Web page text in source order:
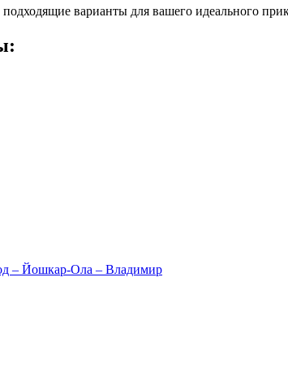
варианты для вашего идеального